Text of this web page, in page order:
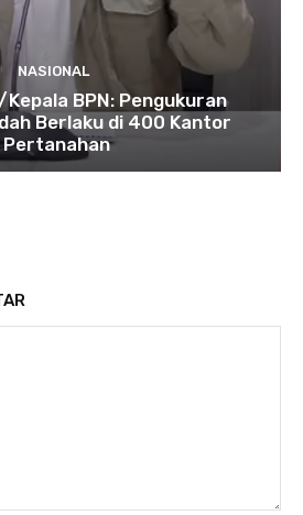
NASIONAL
BPN: Pengukuran
Berlaku di 400 Kantor
Pertanahan